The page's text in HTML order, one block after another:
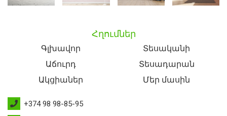
Հղումներ
Գլխավոր
Տեսականի
Աճուրդ
Տեսադարան
Ակցիաներ
Մեր մասին
+374 98 98-85-95